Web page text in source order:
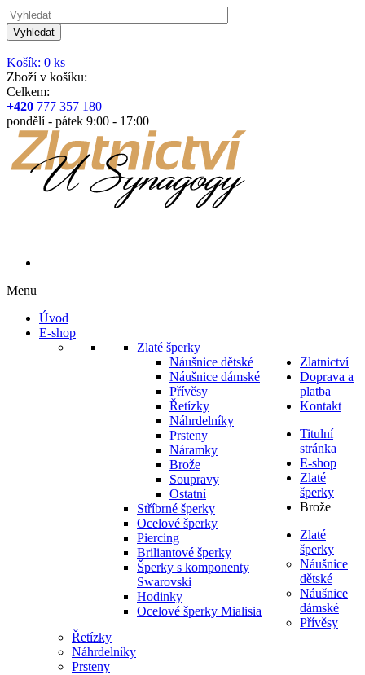
Vyhledat
Košík: 0 ks
Zboží v košíku:
Celkem:
+420 777 357 180
pondělí - pátek 9:00 - 17:00
Menu
Úvod
E-shop
Zlaté šperky
Náušnice dětské
Náušnice dámské
Přívěsy
Řetízky
Náhrdelníky
Prsteny
Náramky
Brože
Soupravy
Ostatní
Stříbrné šperky
Ocelové šperky
Piercing
Briliantové šperky
Šperky s komponenty
Swarovski
Hodinky
Ocelové šperky Mialisia
Zlatnictví
Doprava a
platba
Kontakt
Titulní
stránka
E-shop
Zlaté
šperky
Brože
Zlaté
šperky
Náušnice
dětské
Náušnice
dámské
Přívěsy
Řetízky
Náhrdelníky
Prsteny